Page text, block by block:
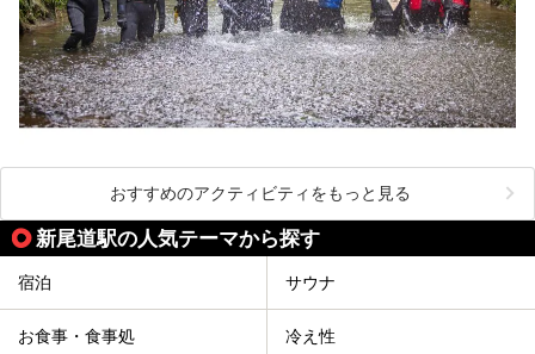
おすすめのアクティビティをもっと見る
新尾道駅の人気テーマから探す
宿泊 サウナ
お食事・食事処 冷え性